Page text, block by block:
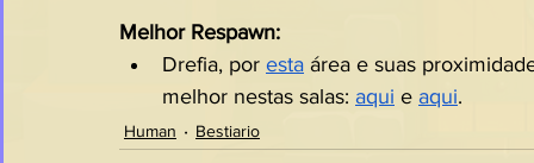
Melhor Respawn:
Drefia, por esta área e suas
melhor nestas salas: aqui e aqui.
Human Bestiario